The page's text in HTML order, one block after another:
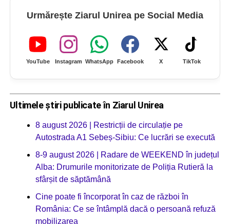
Urmărește Ziarul Unirea pe Social Media
YouTube Instagram WhatsApp Facebook X TikTok
Ultimele știri publicate în Ziarul Unirea
8 august 2026 | Restricții de circulație pe
Autostrada A1 Sebeș-Sibiu: Ce lucrări se execută
8-9 august 2026 | Radare de WEEKEND în județul
Alba: Drumurile monitorizate de Poliția Rutieră la
sfârșit de săptămână
Cine poate fi încorporat în caz de război în
România: Ce se întâmplă dacă o persoană refuză
mobilizarea